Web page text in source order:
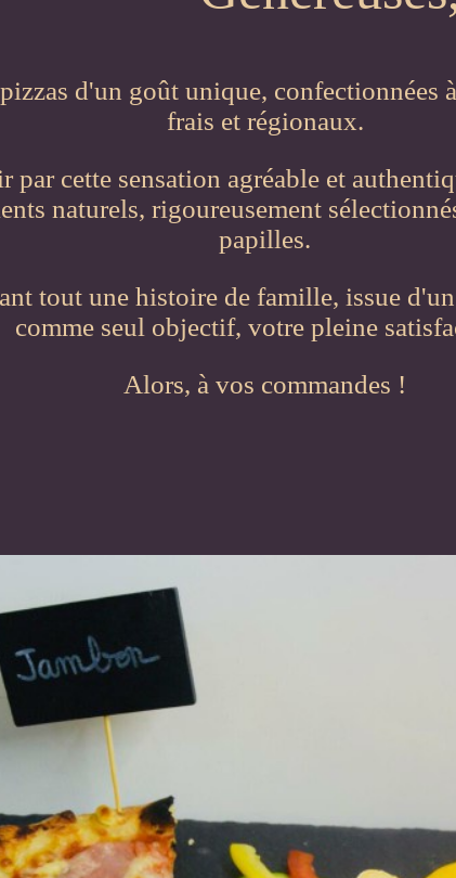
d'un goût unique, confectionnées
frais et régionaux.
par cette sensation agréable et
naturels, rigoureusement
papilles.
tout une histoire de famille, issue
comme seul objectif, votre pleine
Alors, à vos commandes !